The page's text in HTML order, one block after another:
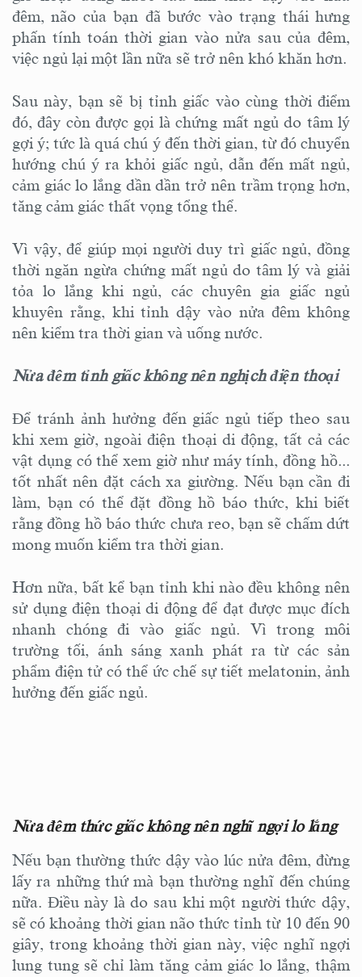
đêm, não của bạn đã bước vào trạng thái hưng
phấn tính toán thời gian vào nửa sau của đêm,
việc ngủ lại một lần nữa sẽ trở nên khó khăn hơn.
Sau này, bạn sẽ bị tỉnh giấc vào cùng thời điểm
đó, đây còn được gọi là chứng mất ngủ do tâm lý
gợi ý; tức là quá chú ý đến thời gian, từ đó chuyển
hướng chú ý ra khỏi giấc ngủ, dẫn đến mất ngủ,
cảm giác lo lắng dần dần trở nên trầm trọng hơn,
tăng cảm giác thất vọng tổng thể.
Vì vậy, để giúp mọi người duy trì giấc ngủ, đồng
thời ngăn ngừa chứng mất ngủ do tâm lý và giải
tỏa lo lắng khi ngủ, các chuyên gia giấc ngủ
khuyên rằng, khi tỉnh dậy vào nửa đêm không
nên kiểm tra thời gian và uống nước.
Nửa đêm tỉnh giấc không nên nghịch điện thoại
Để tránh ảnh hưởng đến giấc ngủ tiếp theo sau
khi xem giờ, ngoài điện thoại di động, tất cả các
vật dụng có thể xem giờ như máy tính, đồng hồ...
tốt nhất nên đặt cách xa giường. Nếu bạn cần đi
làm, bạn có thể đặt đồng hồ báo thức, khi biết
rằng đồng hồ báo thức chưa reo, bạn sẽ chấm dứt
mong muốn kiểm tra thời gian.
Hơn nữa, bất kể bạn tỉnh khi nào đều không nên
sử dụng điện thoại di động để đạt được mục đích
nhanh chóng đi vào giấc ngủ. Vì trong môi
trường tối, ánh sáng xanh phát ra từ các sản
phẩm điện tử có thể ức chế sự tiết melatonin, ảnh
hưởng đến giấc ngủ.
Nửa đêm thức giấc không nên nghĩ ngợi lo lắng
Nếu bạn thường thức dậy vào lúc nửa đêm, đừng
lấy ra những thứ mà bạn thường nghĩ đến chúng
nữa. Điều này là do sau khi một người thức dậy,
sẽ có khoảng thời gian não thức tỉnh từ 10 đến 90
giây, trong khoảng thời gian này, việc nghĩ ngợi
lung tung sẽ chỉ làm tăng cảm giác lo lắng, thậm